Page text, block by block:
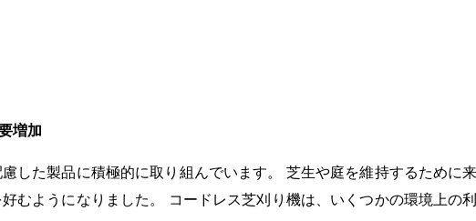
増加
した製品に積極的に取り組んでいます。 芝生や庭を維持するために
むようになりました。 コードレス芝刈り機は、いくつかの環境上の